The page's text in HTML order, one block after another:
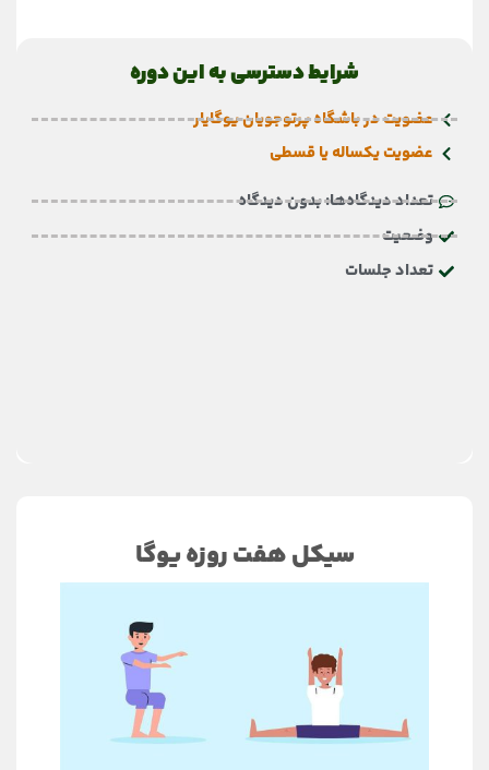
شرایط دسترسی به این دوره
عضویت در باشگاه پرتوجویان یوگایار
عضویت یکساله یا قسطی
تعداد دیدگاه‌ها: بدون دیدگاه
وضعیت
تعداد جلسات
سیکل هفت روزه یوگا